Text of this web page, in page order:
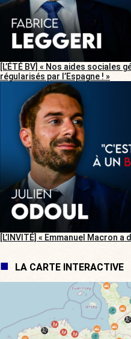
[L’ÉTÉ BV] « Nos aides
régularisés par l’Espagne ! »
[L’INVITÉ] « Emmanuel Macron
LA CARTE INTERACTIVE